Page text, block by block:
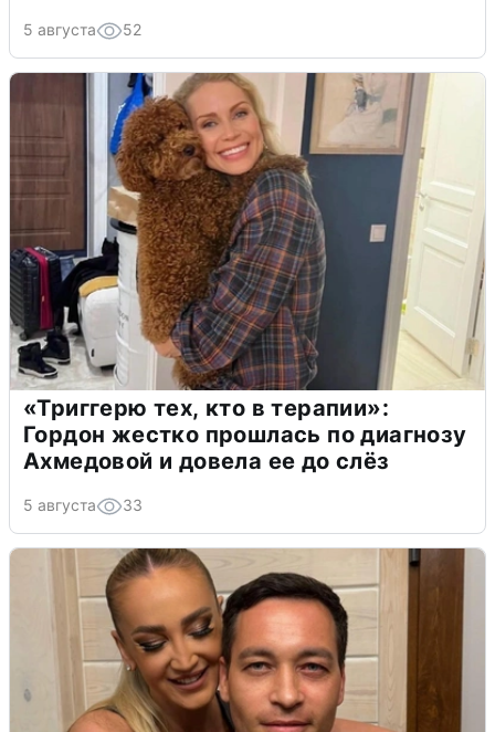
5 августа 52
«Триггерю тех, кто в терапии»:
Гордон жестко прошлась по диагнозу
Ахмедовой и довела ее до слёз
5 августа 33